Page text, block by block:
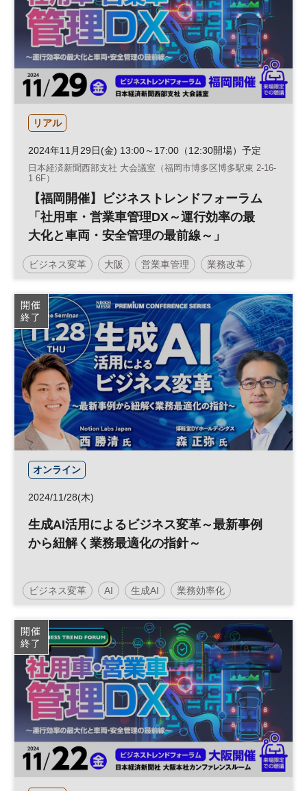
生産性向上 組織 DX
リアル
2024年11月29日(金) 13:00～17:00（12:30開場）予定
日本経済新聞西部支社 大会議室（福岡市博多区博多駅東 2-16-
1 6F）
【福岡開催】ビジネストレンドフォーラム
「社用車・営業車管理DX～運行効率の最
大化と車両・安全管理の最前線～」
ビジネス変革 大阪 営業車管理 業務改革
安全管理 運行管理 ビジネストレンドフォーラム
社用車管理 営業戦略 働き方改革 営業支援
生産性向上 組織 DX
開催
終了
オンライン
2024/11/28(木)
生成AI活用によるビジネス変革～最新事例
から紐解く業務最適化の指針～
ビジネス変革 AI 生成AI 業務効率化
生産性向上 DX
日経メッセプレミアム・カンファレンス・シリーズ
日経プレミアム・カンファレンス・シリーズ
開催
終了